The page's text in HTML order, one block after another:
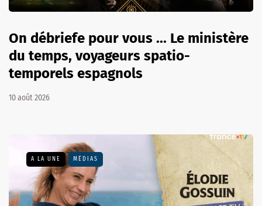
On débriefe pour vous ... Le ministère
du temps, voyageurs spatio-
temporels espagnols
10 août 2026
A LA UNE MÉDIAS